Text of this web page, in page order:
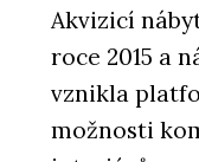
Akvizicí
roce 2015 a
vznikla
možnosti